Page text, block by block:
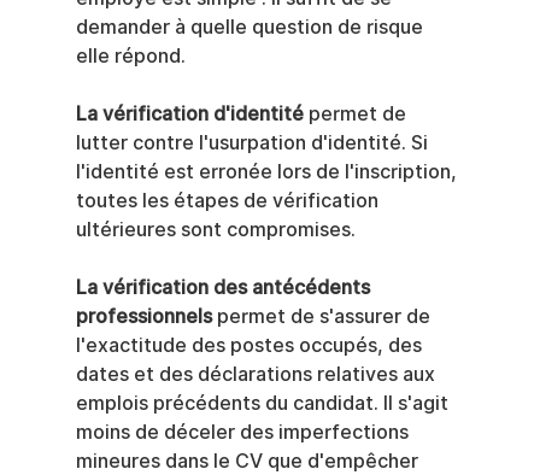
demander à quelle question de risque
elle répond.
La vérification d'identité permet de
lutter contre l'usurpation d'identité. Si
l'identité est erronée lors de l'inscription,
toutes les étapes de vérification
ultérieures sont compromises.
La vérification des antécédents
professionnels permet de s'assurer de
l'exactitude des postes occupés, des
dates et des déclarations relatives aux
emplois précédents du candidat. Il s'agit
moins de déceler des imperfections
mineures dans le CV que d'empêcher